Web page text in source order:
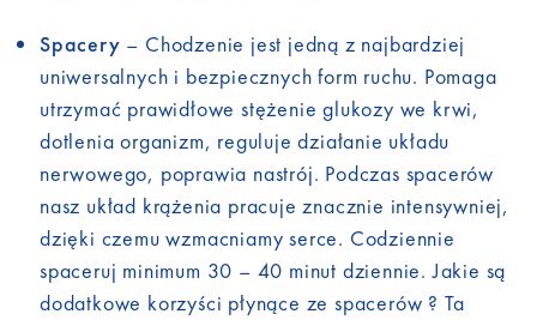
Spacery – Chodzenie jest jedną z najbardziej
uniwersalnych i bezpiecznych form ruchu. Pomaga
utrzymać prawidłowe stężenie glukozy we krwi,
dotlenia organizm, reguluje działanie układu
nerwowego, poprawia nastrój. Podczas spacerów
nasz układ krążenia pracuje znacznie intensywniej,
dzięki czemu wzmacniamy serce. Codziennie
spaceruj minimum 30 – 40 minut dziennie. Jakie są
dodatkowe korzyści płynące ze spacerów ? Ta